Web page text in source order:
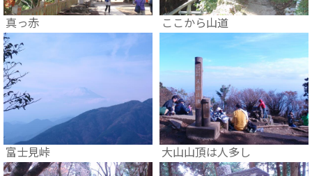
真っ赤 ここから山道
富士見峠 大山山頂は人多し